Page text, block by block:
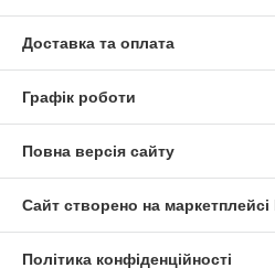
Доставка та оплата
Графік роботи
Повна версія сайту
Сайт створено на маркетплейсі
Політика конфіденційності